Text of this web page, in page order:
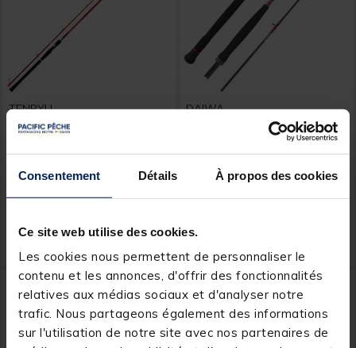
Consentement Détails À propos des cookies
Ce site web utilise des cookies.
Les cookies nous permettent de personnaliser le
contenu et les annonces, d'offrir des fonctionnalités
relatives aux médias sociaux et d'analyser notre
trafic. Nous partageons également des informations
sur l'utilisation de notre site avec nos partenaires de
TENRYU
Canne Lancer Tenryu
749, 00 €
DAIWA
Canne jigging voyage
3brins daiwa saltist travel
-17%